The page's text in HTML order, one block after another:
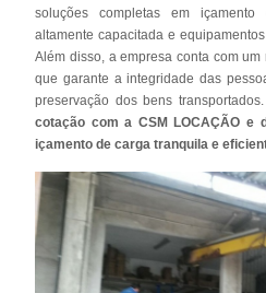
soluções completas em
altamente capacitada e
Além disso, a empresa conta com um
que garante a integridade das
preservação dos bens transportados.
cotação com a CSM LOCAÇÃO e
içamento de carga tranquila e